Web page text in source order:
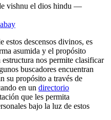
estos descensos divinos, es
asumida y el propósito
nos permite clasificar
buscadores encuentran
su propósito a través de
en un directorio
que les permita
bajo la luz de estos